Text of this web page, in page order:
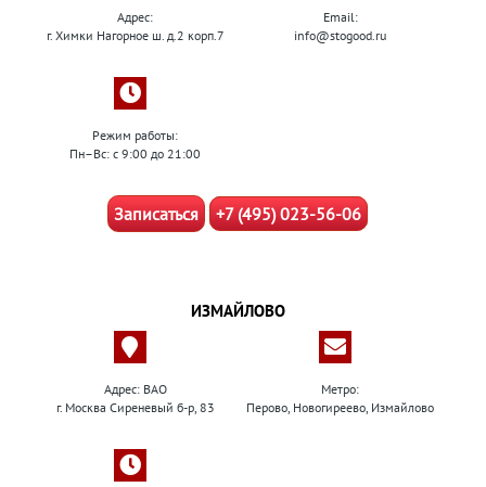
Адрес:
г. Химки Нагорное ш. д.2 корп.7
Email:
info@stogood.ru
Режим работы:
Пн–Вс: с 9:00 до 21:00
Записаться +7 (495) 023-56-06
ИЗМАЙЛОВО
Адрес: ВАО
г. Москва Сиреневый б-р, 83
Метро:
Перово, Новогиреево, Измайлово